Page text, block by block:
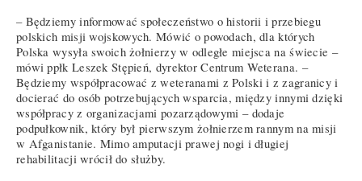
– Będziemy informować społeczeństwo o historii i przebiegu
polskich misji wojskowych. Mówić o powodach, dla których
Polska wysyła swoich żołnierzy w odległe miejsca na świecie –
mówi ppłk Leszek Stępień, dyrektor Centrum Weterana. –
Będziemy współpracować z weteranami z Polski i z zagranicy i
docierać do osób potrzebujących wsparcia, między innymi dzięki
współpracy z organizacjami pozarządowymi – dodaje
podpułkownik, który był pierwszym żołnierzem rannym na misji
w Afganistanie. Mimo amputacji prawej nogi i długiej
rehabilitacji wrócił do służby.